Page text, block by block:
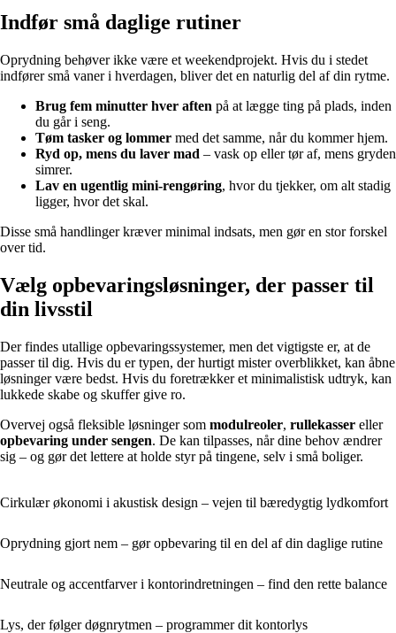
Indfør små daglige rutiner
Oprydning behøver ikke være et weekendprojekt. Hvis du i stedet
indfører små vaner i hverdagen, bliver det en naturlig del af din rytme.
Brug fem minutter hver aften på at lægge ting på plads, inden
du går i seng.
Tøm tasker og lommer med det samme, når du kommer hjem.
Ryd op, mens du laver mad – vask op eller tør af, mens gryden
simrer.
Lav en ugentlig mini-rengøring, hvor du tjekker, om alt stadig
ligger, hvor det skal.
Disse små handlinger kræver minimal indsats, men gør en stor forskel
over tid.
Vælg opbevaringsløsninger, der passer til
din livsstil
Der findes utallige opbevaringssystemer, men det vigtigste er, at de
passer til dig. Hvis du er typen, der hurtigt mister overblikket, kan åbne
løsninger være bedst. Hvis du foretrækker et minimalistisk udtryk, kan
lukkede skabe og skuffer give ro.
Overvej også fleksible løsninger som modulreoler, rullekasser eller
opbevaring under sengen. De kan tilpasses, når dine behov ændrer
sig – og gør det lettere at holde styr på tingene, selv i små boliger.
Cirkulær økonomi i akustisk design – vejen til bæredygtig lydkomfort
Oprydning gjort nem – gør opbevaring til en del af din daglige rutine
Neutrale og accentfarver i kontorindretningen – find den rette balance
Lys, der følger døgnrytmen – programmer dit kontorlys